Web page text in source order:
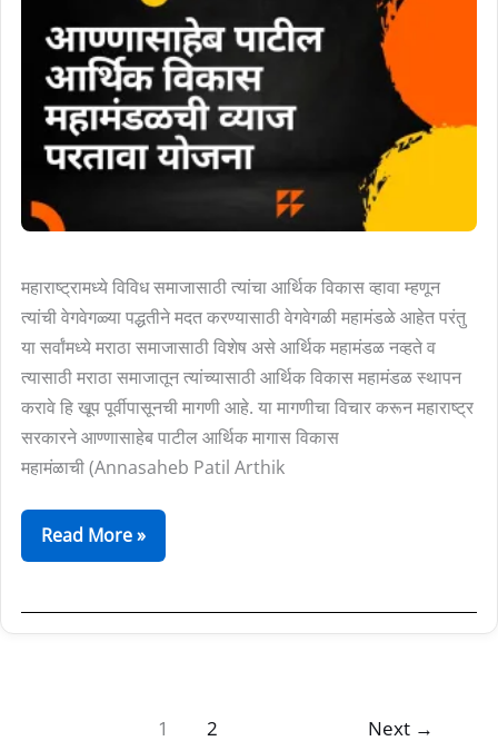
महाराष्ट्रामध्ये विविध समाजासाठी त्यांचा आर्थिक विकास व्हावा म्हणून
त्यांची वेगवेगळ्या पद्धतीने मदत करण्यासाठी वेगवेगळी महामंडळे आहेत परंतु
या सर्वांमध्ये मराठा समाजासाठी विशेष असे आर्थिक महामंडळ नव्हते व
त्यासाठी मराठा समाजातून त्यांच्यासाठी आर्थिक विकास महामंडळ स्थापन
करावे हि खूप पूर्वीपासूनची मागणी आहे. या मागणीचा विचार करून महाराष्ट्र
सरकारने आण्णासाहेब पाटील आर्थिक मागास विकास
महामंळाची (Annasaheb Patil Arthik
योजना
(Annasaheb
Patil
Mahamandal
Interest
Reimbursement
Scheme)
Read More »
1 2 Next →